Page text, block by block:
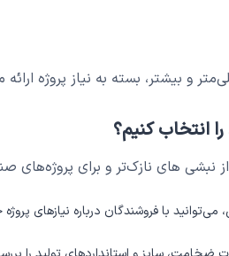
انتخاب کنیم؟
نبشی های نازک‌تر و برای
می‌توانید با فروشندگان درباره نیازهای